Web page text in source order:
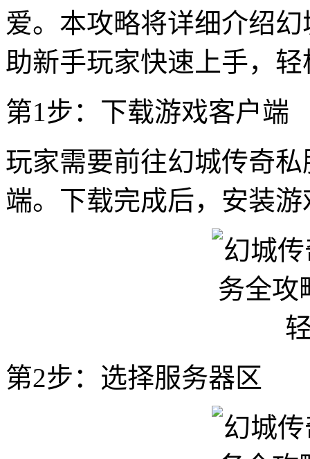
爱。本攻略将详细介绍幻
助新手玩家快速上手，
第1步：下载游戏客户端
玩家需要前往幻城传奇
端。下载完成后，安装
第2步：选择服务器区